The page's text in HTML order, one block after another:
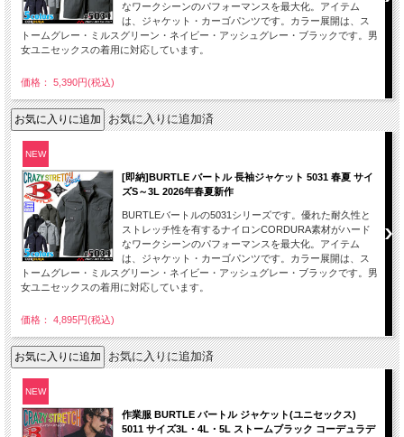
なワークシーンのパフォーマンスを最大化。アイテム
は、ジャケット・カーゴパンツです。カラー展開は、ス
トームグレー・ミルスグリーン・ネイビー・アッシュグレー・ブラックです。男
女ユニセックスの着用に対応しています。
価格： 5,390円(税込)
お気に入りに追加済
NEW
[即納]BURTLE バートル 長袖ジャケット 5031 春夏 サイ
ズS～3L 2026年春夏新作
BURTLEバートルの5031シリーズです。優れた耐久性と
ストレッチ性を有するナイロンCORDURA素材がハード
なワークシーンのパフォーマンスを最大化。アイテム
は、ジャケット・カーゴパンツです。カラー展開は、ス
トームグレー・ミルスグリーン・ネイビー・アッシュグレー・ブラックです。男
女ユニセックスの着用に対応しています。
価格： 4,895円(税込)
お気に入りに追加済
NEW
作業服 BURTLE バートル ジャケット(ユニセックス)
5011 サイズ3L・4L・5L ストームブラック コーデュラデ